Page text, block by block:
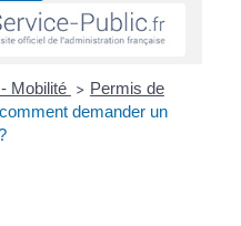
Mobilité > Permis de
demander un